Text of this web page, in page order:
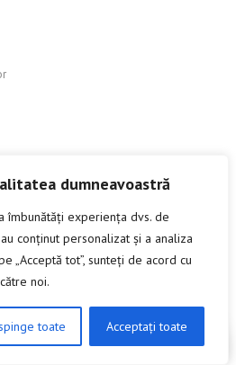
dumneavoastră
îmbunătăți experiența dvs. de
conținut personalizat și a analiza
„Acceptă tot”, sunteți de acord cu
noi.
toate Acceptați toate
exterioare
A DISCUTA